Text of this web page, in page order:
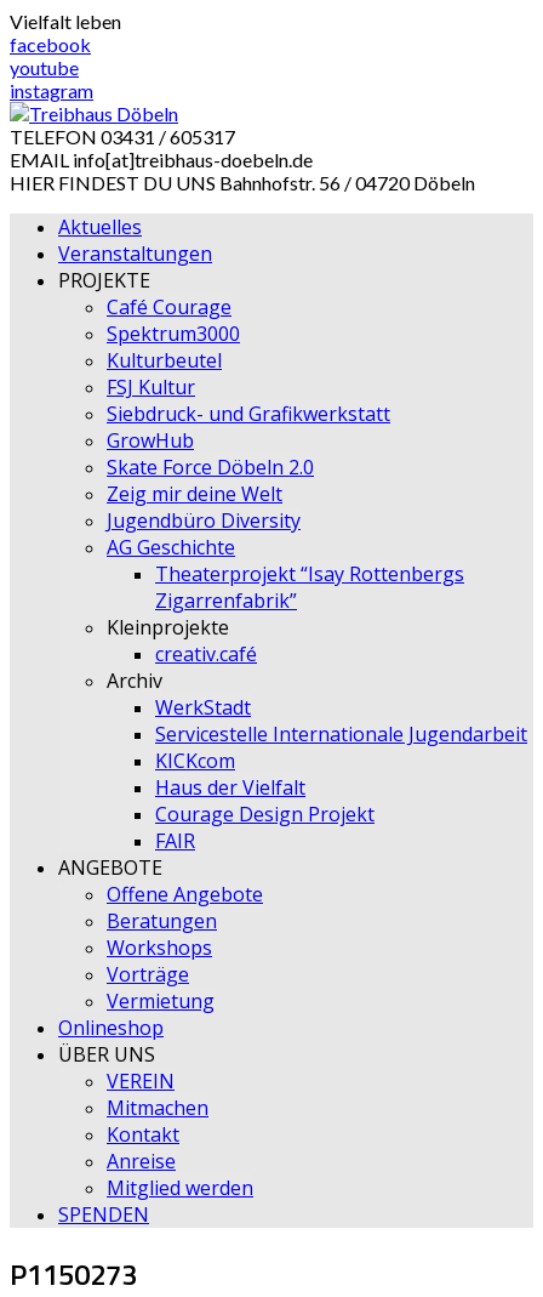
Skip
to
content
Vielfalt leben
facebook
youtube
instagram
TELEFON 03431 / 605317
EMAIL info[at]treibhaus-doebeln.de
HIER FINDEST DU UNS Bahnhofstr. 56 / 04720 Döbeln
Aktuelles
Veranstaltungen
PROJEKTE
Café Courage
Spektrum3000
Kulturbeutel
FSJ Kultur
Siebdruck- und Grafikwerkstatt
GrowHub
Skate Force Döbeln 2.0
Zeig mir deine Welt
Jugendbüro Diversity
AG Geschichte
Theaterprojekt “Isay Rottenbergs
Zigarrenfabrik”
Kleinprojekte
creativ.café
Archiv
WerkStadt
Servicestelle Internationale Jugendarbeit
KICKcom
Haus der Vielfalt
Courage Design Projekt
FAIR
ANGEBOTE
Offene Angebote
Beratungen
Workshops
Vorträge
Vermietung
Onlineshop
ÜBER UNS
VEREIN
Mitmachen
Kontakt
Anreise
Mitglied werden
SPENDEN
P1150273